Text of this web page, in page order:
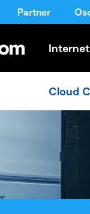
Partner
Internet
Cloud